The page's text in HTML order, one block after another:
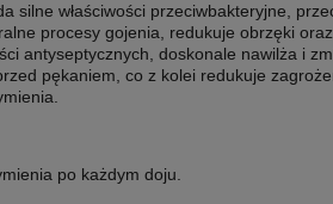
silne właściwości przeciwbakteryjne,
procesy gojenia, redukuje obrzęki
antyseptycznych, doskonale nawilża i
pękaniem, co z kolei redukuje
po każdym doju.